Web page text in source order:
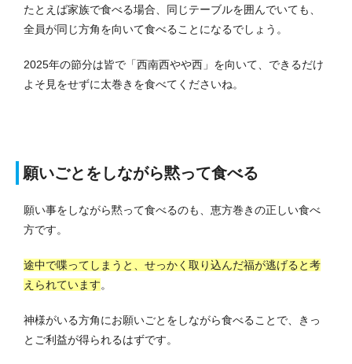
たとえば家族で食べる場合、同じテーブルを囲んでいても、
全員が同じ方角を向いて食べることになるでしょう。
2025年の節分は皆で「西南西やや西」を向いて、できるだけ
よそ見をせずに太巻きを食べてくださいね。
願いごとをしながら黙って食べる
願い事をしながら黙って食べるのも、恵方巻きの正しい食べ
方です。
途中で喋ってしまうと、せっかく取り込んだ福が逃げると考
えられています。
神様がいる方角にお願いごとをしながら食べることで、きっ
とご利益が得られるはずです。